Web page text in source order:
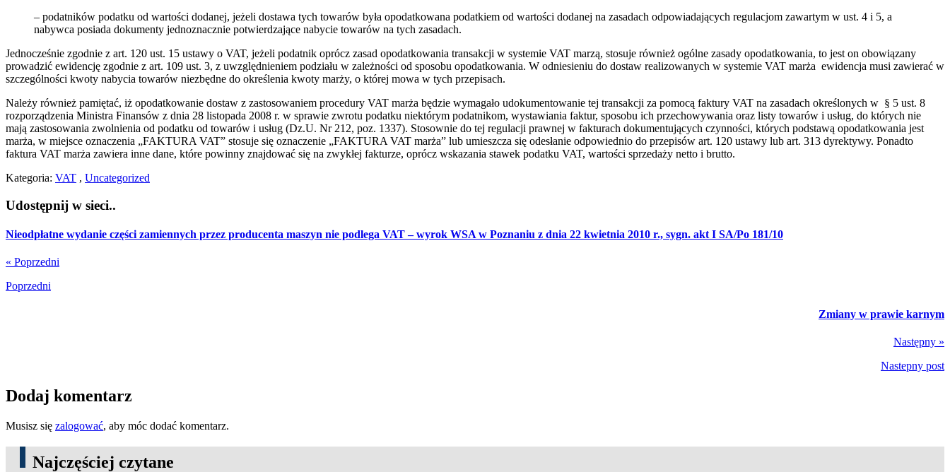
– podatników podatku od wartości dodanej, jeżeli dostawa tych towarów była opodatkowana podatkiem od wartości dodanej na zasadach odpowiadających regulacjom zawartym w ust. 4 i 5, a
nabywca posiada dokumenty jednoznacznie potwierdzające nabycie towarów na tych zasadach.
Jednocześnie zgodnie z art. 120 ust. 15 ustawy o VAT, jeżeli podatnik oprócz zasad opodatkowania transakcji w systemie VAT marzą, stosuje również ogólne zasady opodatkowania, to jest on obowiązany
prowadzić ewidencję zgodnie z art. 109 ust. 3, z uwzględnieniem podziału w zależności od sposobu opodatkowania. W odniesieniu do dostaw realizowanych w systemie VAT marża ewidencja musi zawierać w
szczególności kwoty nabycia towarów niezbędne do określenia kwoty marży, o której mowa w tych przepisach.
Należy również pamiętać, iż opodatkowanie dostaw z zastosowaniem procedury VAT marża będzie wymagało udokumentowanie tej transakcji za pomocą faktury VAT na zasadach określonych w § 5 ust. 8
rozporządzenia Ministra Finansów z dnia 28 listopada 2008 r. w sprawie zwrotu podatku niektórym podatnikom, wystawiania faktur, sposobu ich przechowywania oraz listy towarów i usług, do których nie
mają zastosowania zwolnienia od podatku od towarów i usług (Dz.U. Nr 212, poz. 1337). Stosownie do tej regulacji prawnej w fakturach dokumentujących czynności, których podstawą opodatkowania jest
marża, w miejsce oznaczenia „FAKTURA VAT” stosuje się oznaczenie „FAKTURA VAT marża” lub umieszcza się odesłanie odpowiednio do przepisów art. 120 ustawy lub art. 313 dyrektywy. Ponadto
faktura VAT marża zawiera inne dane, które powinny znajdować się na zwykłej fakturze, oprócz wskazania stawek podatku VAT, wartości sprzedaży netto i brutto.
Kategoria: VAT , Uncategorized
Udostępnij w sieci..
Nieodpłatne wydanie części zamiennych przez producenta maszyn nie podlega VAT – wyrok WSA w Poznaniu z dnia 22 kwietnia 2010 r., sygn. akt I SA/Po 181/10
« Poprzedni
Poprzedni
Zmiany w prawie karnym
Następny »
Nastepny post
Dodaj komentarz
Musisz się zalogować, aby móc dodać komentarz.
Najczęściej czytane